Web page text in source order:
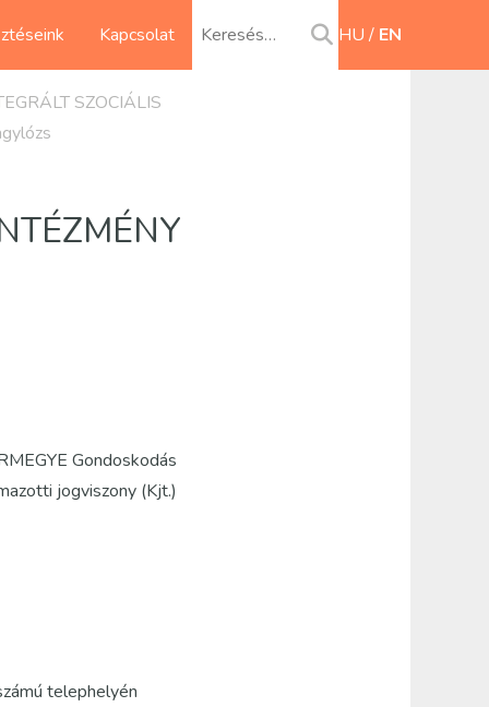
Kapcsolat HU EN
SZOCIÁLIS
Gondoskodás
jogviszony (Kjt.)
telephelyén